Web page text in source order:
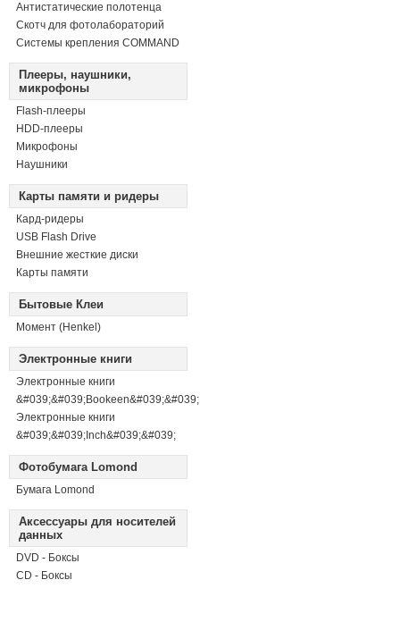
Антистатические полотенца
Скотч для фотолабораторий
Системы крепления COMMAND
Плееры, наушники,
микрофоны
Flash-плееры
HDD-плееры
Микрофоны
Наушники
Карты памяти и ридеры
Кард-ридеры
USB Flash Drive
Внешние жесткие диски
Карты памяти
Бытовые Клеи
Момент (Henkel)
Электронные книги
Электронные книги
&#039;&#039;Bookeen&#039;&#039;
Электронные книги
&#039;&#039;Inch&#039;&#039;
Фотобумага Lomond
Бумага Lomond
Аксессуары для носителей
данных
DVD - Боксы
CD - Боксы